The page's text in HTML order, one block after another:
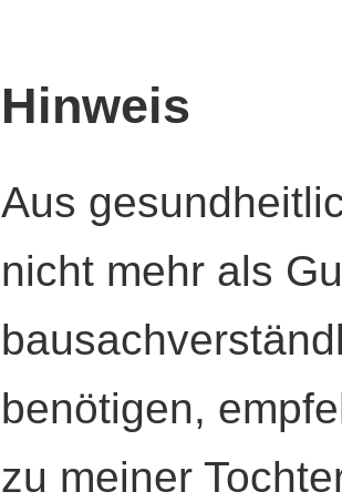
Hinweis
Aus
nicht mehr als
benötigen,
zu meiner